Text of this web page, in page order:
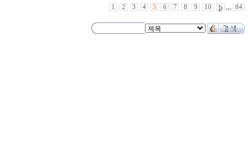
1 2 3 4 5 6 7 8 9 10 ,,, 84